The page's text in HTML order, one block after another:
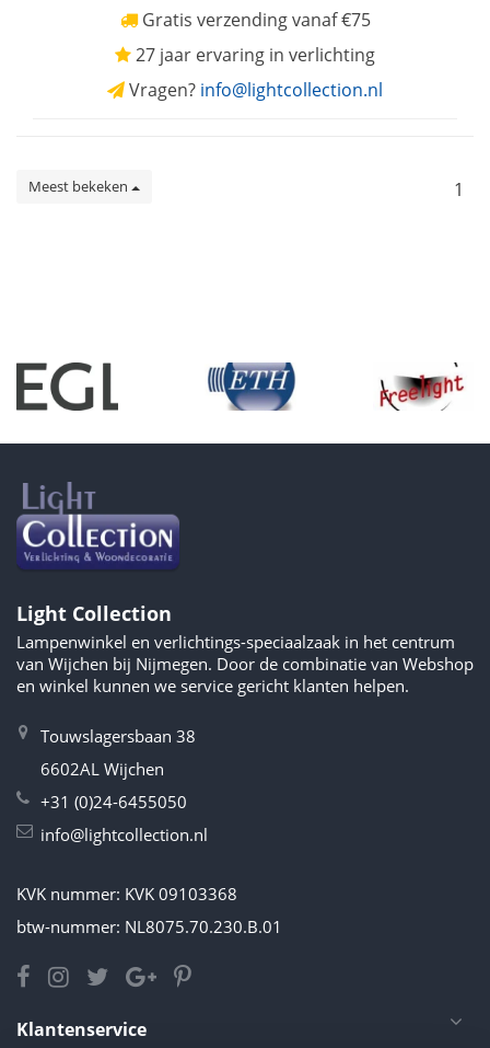
Gratis verzending vanaf €75
27 jaar ervaring in verlichting
Vragen? info@lightcollection.nl
Meest bekeken 1
Light Collection
Lampenwinkel en verlichtings-speciaalzaak in het centrum
van Wijchen bij Nijmegen. Door de combinatie van Webshop
en winkel kunnen we service gericht klanten helpen.
Touwslagersbaan 38
6602AL Wijchen
+31 (0)24-6455050
info@lightcollection.nl
KVK nummer: KVK 09103368
btw-nummer: NL8075.70.230.B.01
Klantenservice